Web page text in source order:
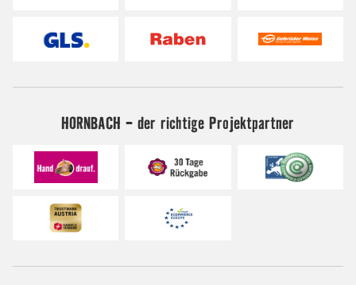
HORNBACH - der richtige Projektpartner